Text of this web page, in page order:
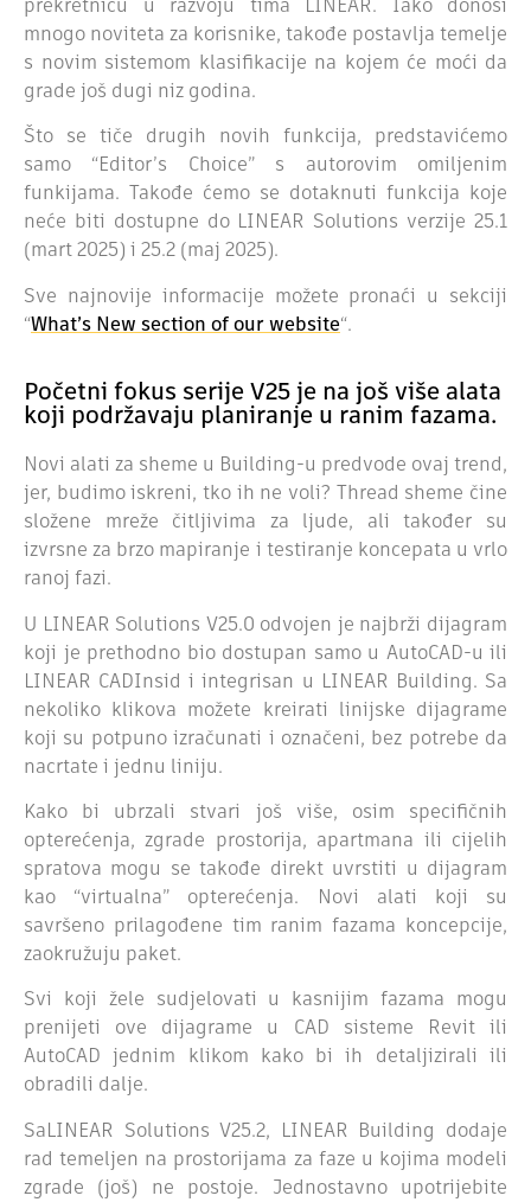
prekretnicu u razvoju tima LINEAR. Iako donosi
mnogo noviteta za korisnike, takođe postavlja temelje
s novim sistemom klasifikacije na kojem će moći da
grade još dugi niz godina.
Što se tiče drugih novih funkcija, predstavićemo
samo “Editor’s Choice” s autorovim omiljenim
funkijama. Takođe ćemo se dotaknuti funkcija koje
neće biti dostupne do LINEAR Solutions verzije 25.1
(mart 2025) i 25.2 (maj 2025).
Sve najnovije informacije možete pronaći u sekciji
“What’s New section of our website“.
Početni fokus serije V25 je na još više alata
koji podržavaju planiranje u ranim fazama.
Novi alati za sheme u Building-u predvode ovaj trend,
jer, budimo iskreni, tko ih ne voli? Thread sheme čine
složene mreže čitljivima za ljude, ali također su
izvrsne za brzo mapiranje i testiranje koncepata u vrlo
ranoj fazi.
U LINEAR Solutions V25.0 odvojen je najbrži dijagram
koji je prethodno bio dostupan samo u AutoCAD-u ili
LINEAR CADInsid i integrisan u LINEAR Building. Sa
nekoliko klikova možete kreirati linijske dijagrame
koji su potpuno izračunati i označeni, bez potrebe da
nacrtate i jednu liniju.
Kako bi ubrzali stvari još više, osim specifičnih
opterećenja, zgrade prostorija, apartmana ili cijelih
spratova mogu se takođe direkt uvrstiti u dijagram
kao “virtualna” opterećenja. Novi alati koji su
savršeno prilagođene tim ranim fazama koncepcije,
zaokružuju paket.
Svi koji žele sudjelovati u kasnijim fazama mogu
prenijeti ove dijagrame u CAD sisteme Revit ili
AutoCAD jednim klikom kako bi ih detaljizirali ili
obradili dalje.
SaLINEAR Solutions V25.2, LINEAR Building dodaje
rad temeljen na prostorijama za faze u kojima modeli
zgrade (još) ne postoje. Jednostavno upotrijebite